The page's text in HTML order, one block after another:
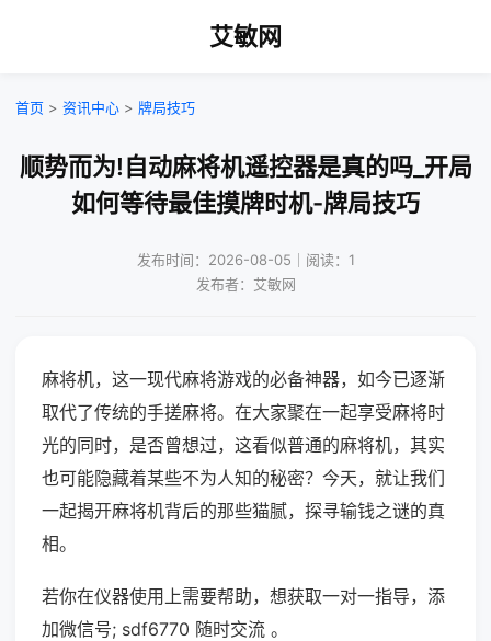
艾敏网
首页 > 资讯中心 > 牌局技巧
顺势而为!自动麻将机遥控器是真的吗_开局
如何等待最佳摸牌时机-牌局技巧
发布时间：2026-08-05｜阅读：1
发布者：艾敏网
麻将机，这一现代麻将游戏的必备神器，如今已逐渐
取代了传统的手搓麻将。在大家聚在一起享受麻将时
光的同时，是否曾想过，这看似普通的麻将机，其实
也可能隐藏着某些不为人知的秘密？今天，就让我们
一起揭开麻将机背后的那些猫腻，探寻输钱之谜的真
相。
若你在仪器使用上需要帮助，想获取一对一指导，添
加微信号; sdf6770 随时交流 。